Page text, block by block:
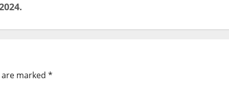
marked *